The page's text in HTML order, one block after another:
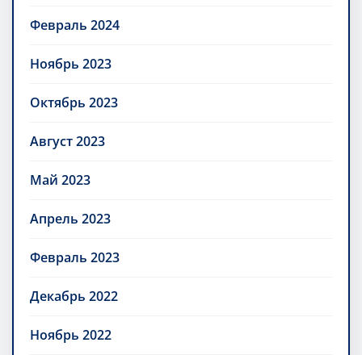
Февраль 2024
Ноябрь 2023
Октябрь 2023
Август 2023
Май 2023
Апрель 2023
Февраль 2023
Декабрь 2022
Ноябрь 2022